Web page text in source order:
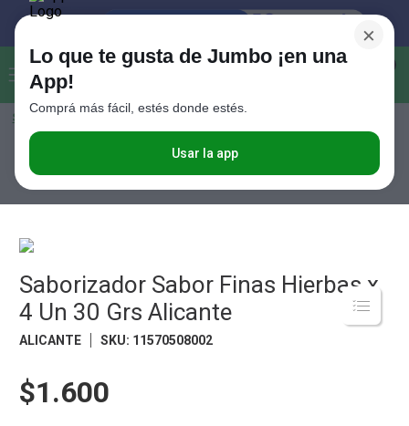
Buscar...
Seleccioná el método de entrega
×
Lo que te gusta de Jumbo ¡en una
App!
Comprá más fácil, estés donde estés.
Usar la app
Caldos, Sopas, Puré y Bolsas para Horno
Saborizador Sabor Finas Hierbas x 4 Un 30 Grs Alicante
Saborizador Sabor Finas Hierbas x
4 Un 30 Grs Alicante
ALICANTE SKU: 11570508002
$1.600
Términos más buscados
Valijas
Cerveza
Galletitas
Yerba
Juguetes